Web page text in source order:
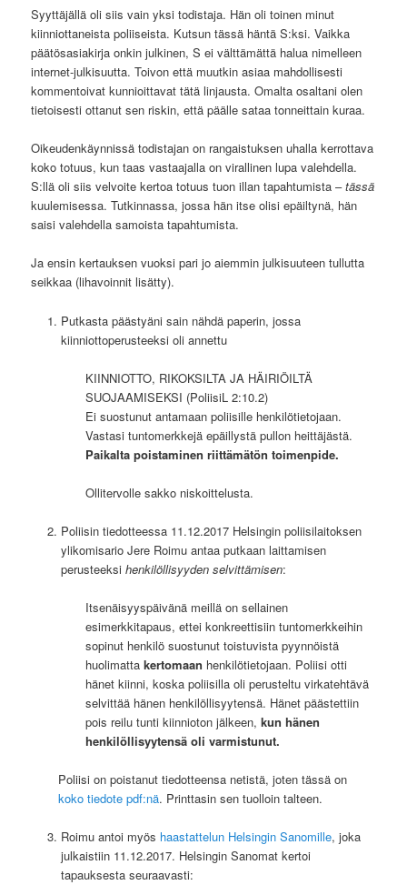
Syyttäjällä oli siis vain yksi todistaja. Hän oli toinen minut
kiinniottaneista poliiseista. Kutsun tässä häntä S:ksi. Vaikka
päätösasiakirja onkin julkinen, S ei välttämättä halua nimelleen
internet-julkisuutta. Toivon että muutkin asiaa mahdollisesti
kommentoivat kunnioittavat tätä linjausta. Omalta osaltani olen
tietoisesti ottanut sen riskin, että päälle sataa tonneittain kuraa.
Oikeudenkäynnissä todistajan on rangaistuksen uhalla kerrottava
koko totuus, kun taas vastaajalla on virallinen lupa valehdella.
S:llä oli siis velvoite kertoa totuus tuon illan tapahtumista –tässä
kuulemisessa. Tutkinnassa, jossa hän itse olisi epäiltynä, hän
saisi valehdella samoista tapahtumista.
Ja ensin kertauksen vuoksi pari jo aiemmin julkisuuteen tullutta
seikkaa (lihavoinnit lisätty).
Putkasta päästyäni sain nähdä paperin, jossa
kiinniottoperusteeksi oli annettu
KIINNIOTTO, RIKOKSILTA JA HÄIRIÖILTÄ
SUOJAAMISEKSI (PoliisiL 2:10.2)
Ei suostunut antamaan poliisille henkilötietojaan.
Vastasi tuntomerkkejä epäillystä pullon heittäjästä.
Paikalta poistaminen riittämätön toimenpide.
Ollitervolle sakko niskoittelusta.
Poliisin tiedotteessa 11.12.2017 Helsingin poliisilaitoksen
ylikomisario Jere Roimu antaa putkaan laittamisen
perusteeksi henkilöllisyyden selvittämisen:
Itsenäisyyspäivänä meillä on sellainen
esimerkkitapaus, ettei konkreettisiin tuntomerkkeihin
sopinut henkilö suostunut toistuvista pyynnöistä
huolimattakertomaan henkilötietojaan. Poliisi otti
hänet kiinni, koska poliisilla oli perusteltu virkatehtävä
selvittää hänen henkilöllisyytensä. Hänet päästettiin
pois reilu tunti kiinnioton jälkeen,kun hänen
henkilöllisyytensä oli varmistunut.
Poliisi on poistanut tiedotteensa netistä, joten tässä on
koko tiedote pdf:nä. Printtasin sen tuolloin talteen.
Roimu antoi myös haastattelun Helsingin Sanomille, joka
julkaistiin 11.12.2017. Helsingin Sanomat kertoi
tapauksesta seuraavasti: